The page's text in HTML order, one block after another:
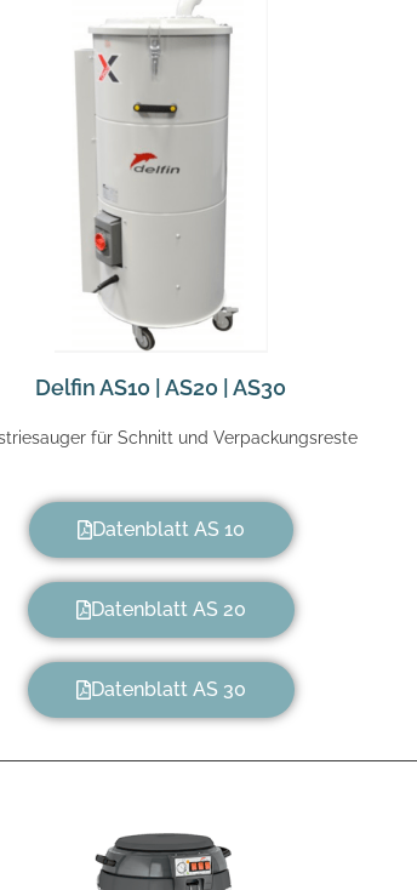
Delfin AS10 | AS20 | AS30
für Schnitt und Verpackungsreste
Datenblatt AS 10
Datenblatt AS 20
Datenblatt AS 30